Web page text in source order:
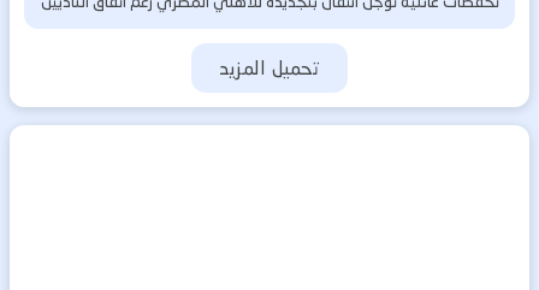
تحميل المزيد